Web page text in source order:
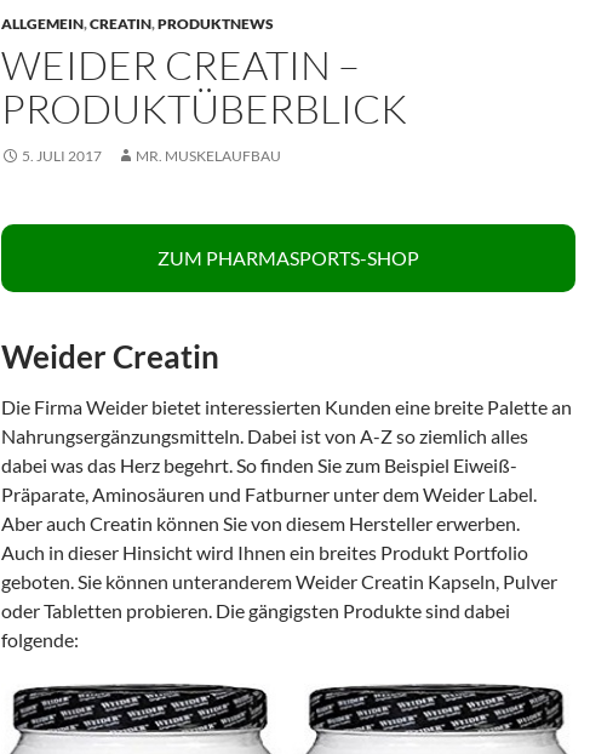
ALLGEMEIN,CREATIN,PRODUKTNEWS
WEIDER CREATIN –
PRODUKTÜBERBLICK
5. JULI 2017 MR. MUSKELAUFBAU
ZUM PHARMASPORTS-SHOP
Weider Creatin
Die Firma Weider bietet interessierten Kunden eine breite Palette an
Nahrungsergänzungsmitteln. Dabei ist von A-Z so ziemlich alles
dabei was das Herz begehrt. So finden Sie zum Beispiel Eiweiß-
Präparate, Aminosäuren und Fatburner unter dem Weider Label.
Aber auch Creatin können Sie von diesem Hersteller erwerben.
Auch in dieser Hinsicht wird Ihnen ein breites Produkt Portfolio
geboten. Sie können unteranderem Weider Creatin Kapseln, Pulver
oder Tabletten probieren. Die gängigsten Produkte sind dabei
folgende: